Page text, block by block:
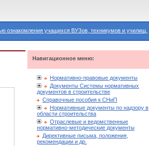
ознакомления учащихся ВУЗов, техникумов и училищ.
Навигационное меню:
Нормативно-правовые документы
Документы Системы нормативных
документов в строительстве
Справочные пособия к СНиП
Нормативные документы по надзору в
области строительства
Отраслевые и ведомственные
нормативно-методические документы
Директивные письма, положения,
рекомендации и др.